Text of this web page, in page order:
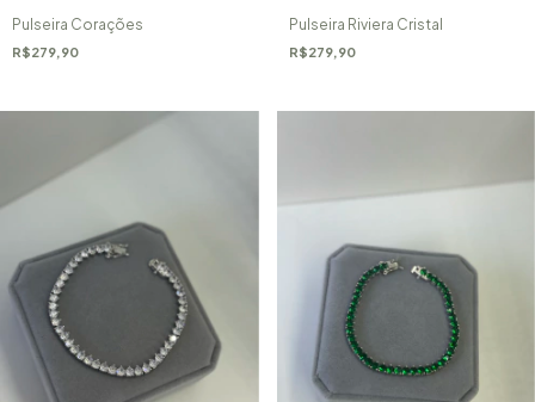
Pulseira Corações
R$279,90
Pulseira Riviera Cristal
R$279,90